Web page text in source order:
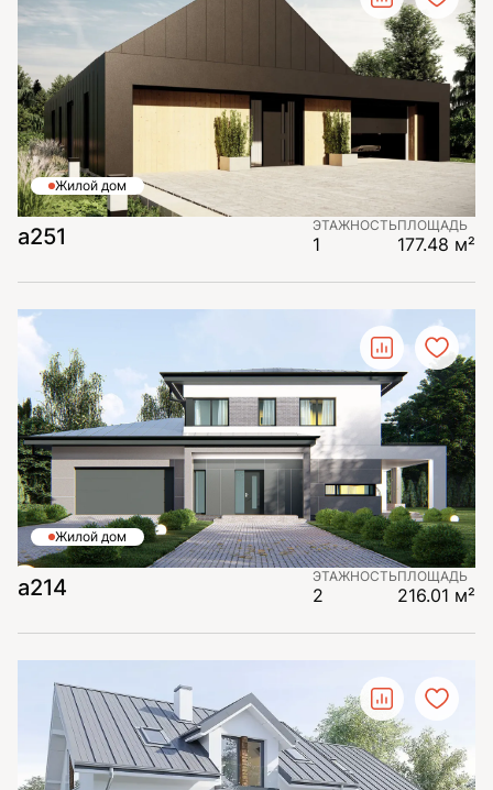
Жилой дом
а251 ЭТАЖНОСТЬ
1
ПЛОЩАДЬ
177.48 м²
Жилой дом
a214 ЭТАЖНОСТЬ
2
ПЛОЩАДЬ
216.01 м²